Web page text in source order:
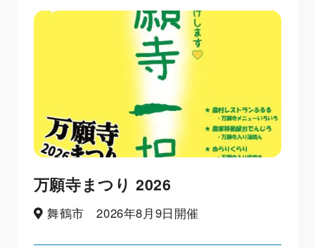
万願寺まつり 2026
舞鶴市 2026年8月9日開催